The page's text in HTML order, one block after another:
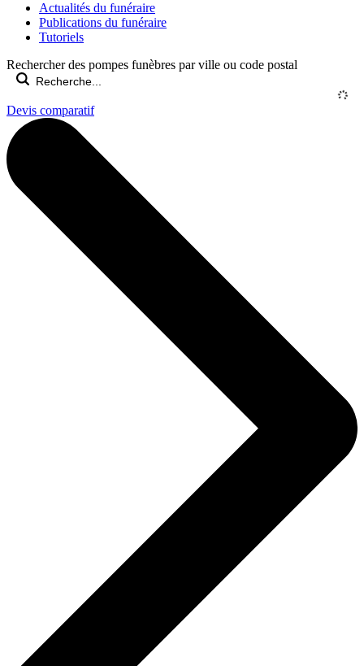
Actualités du funéraire
Publications du funéraire
Tutoriels
Rechercher des pompes funèbres par ville ou code postal
Devis comparatif